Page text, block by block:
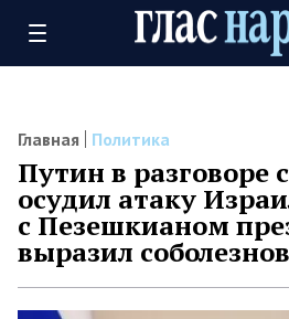
Главная Политика
Путин в разговоре
осудил атаку
с Пезешкианом
выразил